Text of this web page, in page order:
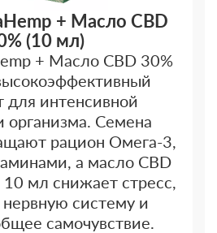
+ Масло CBD
(10 мл)
+ Масло CBD 30%
для интенсивной
организма. Семена
рацион Омега-3,
а масло CBD
мл снижает стресс,
нервную систему и
самочувствие.